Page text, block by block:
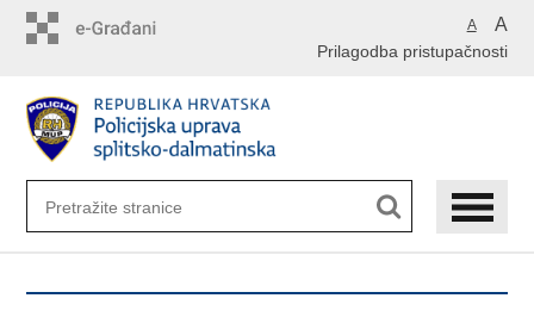
A A
Prilagodba pristupačnosti